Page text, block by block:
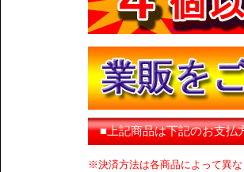
■上記商品は下記のお支払
※決済方法は各商品によって異